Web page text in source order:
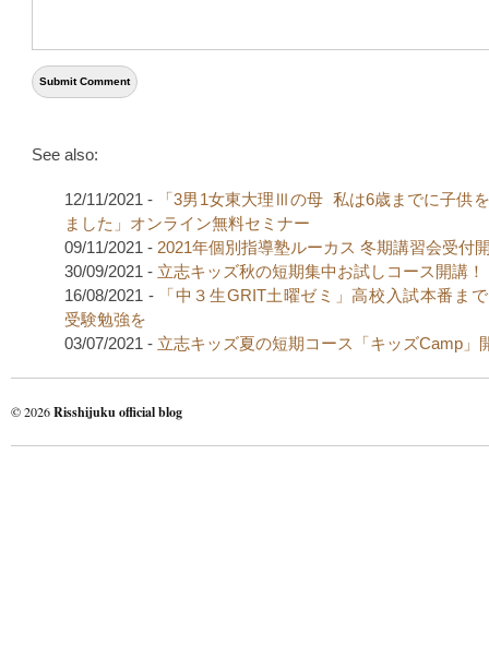
See also:
12/11/2021 -
「3男1女東大理Ⅲの母 私は6歳までに子供
ました」オンライン無料セミナー
09/11/2021 - 2021年個別指導塾ルーカス 冬期講習会受付
30/09/2021 - 立志キッズ秋の短期集中お試しコース開講！
16/08/2021 -
「中３生GRIT土曜ゼミ」高校入試本番ま
受験勉強を
03/07/2021 - 立志キッズ夏の短期コース「キッズCamp」
© 2026Risshijuku official blog